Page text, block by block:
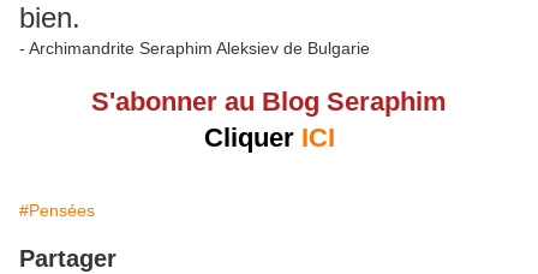
bien.
- Archimandrite Seraphim Aleksiev de Bulgarie
S'abonner au Blog Seraphim
Cliquer ICI
#Pensées
Partager